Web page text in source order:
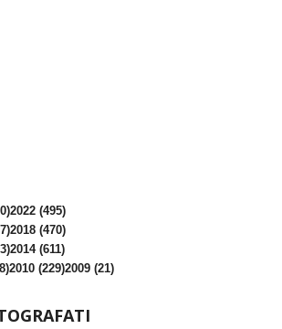
2022 (495)
2018 (470)
2014 (611)
2010 (229)2009 (21)